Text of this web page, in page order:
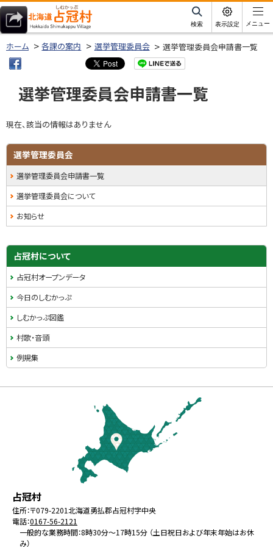
本
文
へ
へ
北海道占冠村
サ
イ
内
検索 表示設定 メニュー
ホーム 各課の案内 選挙管理委員会 選挙管理委員会申請書一覧
選挙管理委員会申請書一覧
現在、該当の情報はありません
ト
に
戻
る
サ
イ
ド
・
ニ
ュ
ー
選挙管理委員会
選挙管理委員会申請書一覧
選挙管理委員会について
お知らせ
占冠村について
占冠村オープンデータ
今日のしむかっぷ
しむかっぷ図鑑
村歌・音頭
例規集
北
海
道
占冠村役
場
住所：〒079-2201北海道勇払郡占冠村字中央
電話：0167-56-2121
一般的な業務時間：8時30分～17時15分 （土日祝日および年末年始はお休
み）